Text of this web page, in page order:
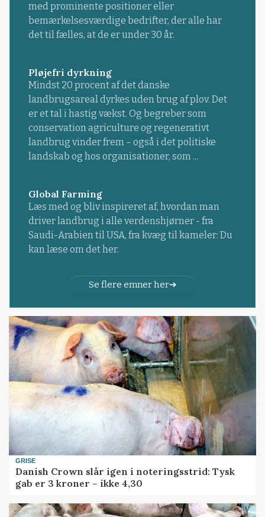
med prominente positioner eller
bemærkelsesværdige bedrifter, der alle har
det til fælles, at de er under 30 år.
Pløjefri dyrkning
Mindst 20 procent af det danske
landbrugsareal dyrkes uden brug af plov. Det
er et tal i hastig vækst. Og begreber som
conservation agriculture og regenerativt
landbrug vinder frem – også i det politiske
landskab og hos organisationer, som ...
Global Farming
Læs med og bliv inspireret af, hvordan man
driver landbrug i alle verdenshjørner - fra
Saudi-Arabien til USA, fra kvæg til kameler: Du
kan læse om det her.
Se flere emner her
GRISE
Danish Crown slår igen i noteringsstrid: Tysk
gab er 3 kroner – ikke 4,30